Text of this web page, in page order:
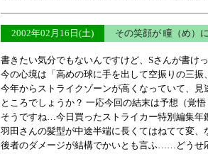
2002年02月16日(土) その笑顔が 瞳（め）
書きたい気分でもないんですけど、Sさんが書け
今の心境は「高めの球に手を出して空振りの三振
今年からストライクゾーンが高くなっていて、
ところでしょうか？ 一応今回の結末は予想（覚
そうですね…今日買ったストライカー特別編集年
羽田さんの髪型が中途半端に長くてはねてて変
後者のダメージが結構でかいとも言ふ……どうせ